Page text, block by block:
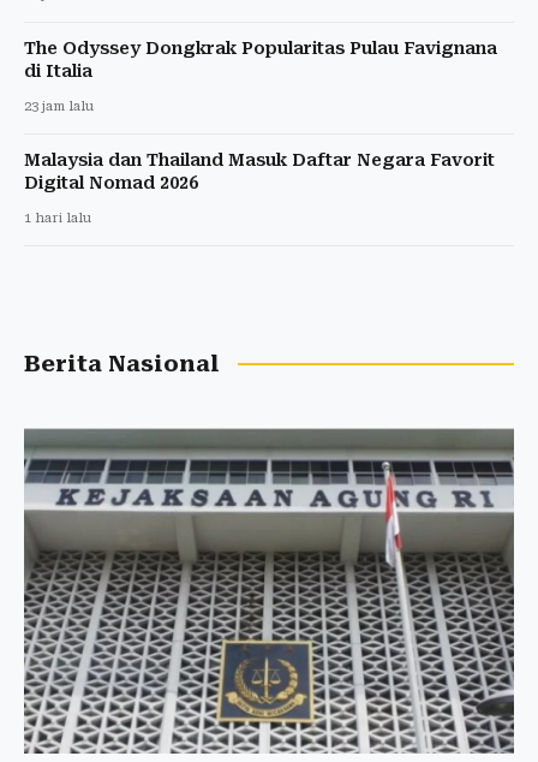
The Odyssey Dongkrak Popularitas Pulau Favignana
di Italia
23 jam lalu
Malaysia dan Thailand Masuk Daftar Negara Favorit
Digital Nomad 2026
1 hari lalu
Berita Nasional